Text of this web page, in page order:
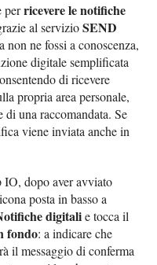
perricevere le notifiche
al servizioSEND
non ne fossi a conoscenza,
digitale semplificata
di ricevere
propria area personale,
una raccomandata. Se
viene inviata anche in
IO, dopo aver avviato
posta in basso a
digitalie tocca il
fondo: a indicare che
il messaggio di conferma